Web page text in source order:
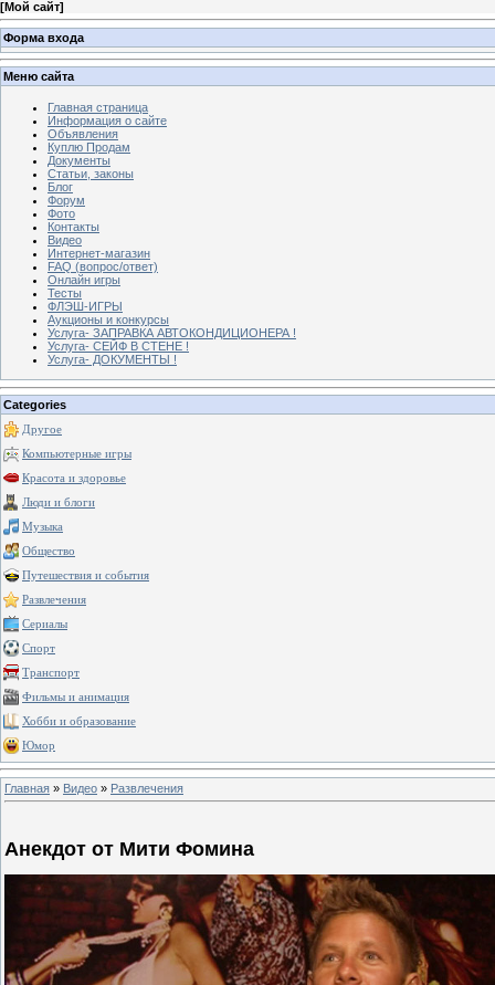
[Мой сайт]
Форма входа
Меню сайта
Главная страница
Информация о сайте
Объявления
Куплю Продам
Документы
Статьи, законы
Блог
Форум
Фото
Контакты
Видео
Интернет-магазин
FAQ (вопрос/ответ)
Онлайн игры
Тесты
ФЛЭШ-ИГРЫ
Аукционы и конкурсы
Услуга- ЗАПРАВКА АВТОКОНДИЦИОНЕРА !
Услуга- СЕЙФ В СТЕНЕ !
Услуга- ДОКУМЕНТЫ !
Categories
Другое
Компьютерные игры
Красота и здоровье
Люди и блоги
Музыка
Общество
Путешествия и события
Развлечения
Сериалы
Спорт
Транспорт
Фильмы и анимация
Хобби и образование
Юмор
Главная » Видео » Развлечения
Анекдот от Мити Фомина